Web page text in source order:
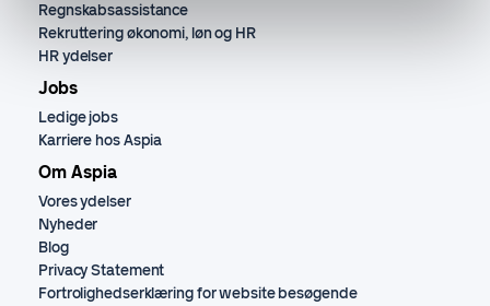
Regnskabsassistance
Rekruttering økonomi, løn og HR
HR ydelser
Jobs
Ledige jobs
Karriere hos Aspia
Om Aspia
Vores ydelser
Nyheder
Blog
Privacy Statement
Fortrolighedserklæring for website besøgende